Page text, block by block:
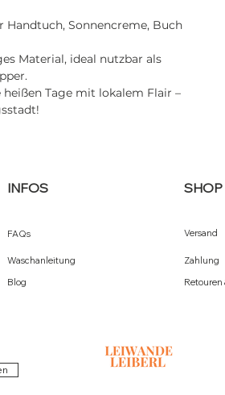
Handtuch, Sonnencreme, Buch
Material, ideal nutzbar als
Tage mit lokalem Flair –
INFOS
FAQs
Waschanleitung
Blog
SHOP
Versand
Zahlung
Retouren